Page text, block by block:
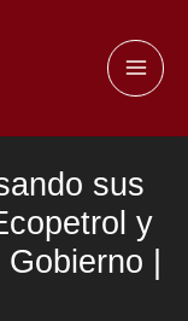
sus
y
|